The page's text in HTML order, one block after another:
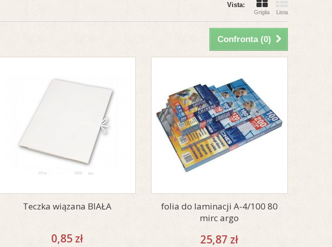
Vista:
Griglia Lista
Confronta (0)
Teczka wiązana BIAŁA
0,85 zł
folia do laminacji A-4/100 80
mirc argo
25,87 zł